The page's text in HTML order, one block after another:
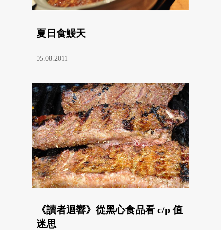
夏日食鰻天
05.08.2011
《讀者迴響》從黑心食品看 c/p 值
迷思